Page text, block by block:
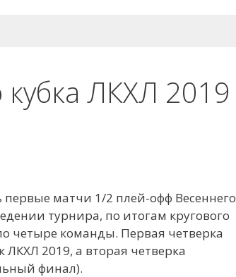
ЛКХЛ 2019
первые матчи 1/2 плей-офф Весеннего
турнира, по итогам кругового
четыре команды. Первая четверка
2019, а вторая четверка
финал).